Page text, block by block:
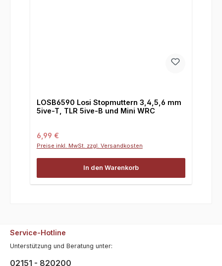
LOSB6590 Losi Stopmuttern 3,4,5,6 mm
5ive-T, TLR 5ive-B und Mini WRC
Regulärer Preis:
6,99 €
Preise inkl. MwSt. zzgl. Versandkosten
In den Warenkorb
Service-Hotline
Unterstützung und Beratung unter:
02151 - 820200